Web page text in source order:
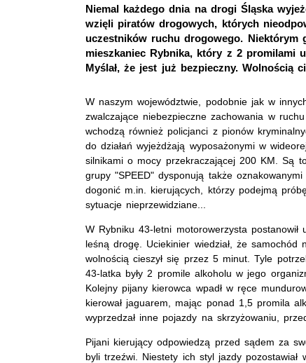
Niemal każdego dnia na drogi Śląska
wzięli piratów drogowych, których
uczestników ruchu drogowego. Niektórym
mieszkaniec Rybnika, który z 2 promilami
Myślał, że jest już bezpieczny. Wolnością
W naszym województwie, podobnie jak w
zwalczające niebezpieczne zachowania w
wchodzą również policjanci z pionów
do działań wyjeżdżają wyposażonymi w
silnikami o mocy przekraczającej 200 KM. Są
grupy "SPEED" dysponują także
dogonić m.in. kierujących, którzy podejmą
sytuacje nieprzewidziane...
W Rybniku 43-letni motorowerzysta
leśną drogę. Uciekinier wiedział, że
wolnością cieszył się przez 5 minut. Tyle
43-latka były 2 promile alkoholu w jego
Kolejny pijany kierowca wpadł w ręce
kierował jaguarem, mając ponad 1,5 promila
wyprzedzał inne pojazdy na skrzyżowaniu,
Pijani kierujący odpowiedzą przed sądem za
byli trzeźwi. Niestety ich styl jazdy